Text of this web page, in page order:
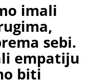
imali
sebi.
empatiju
biti